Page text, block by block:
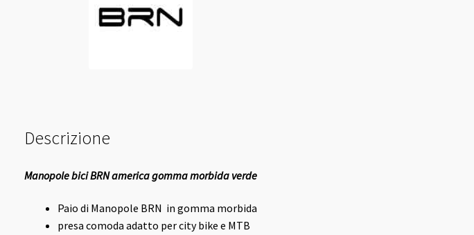
Descrizione
Manopole bici BRN america gomma morbida verde
Paio di Manopole BRN in gomma morbida
presa comoda adatto per city bike e MTB